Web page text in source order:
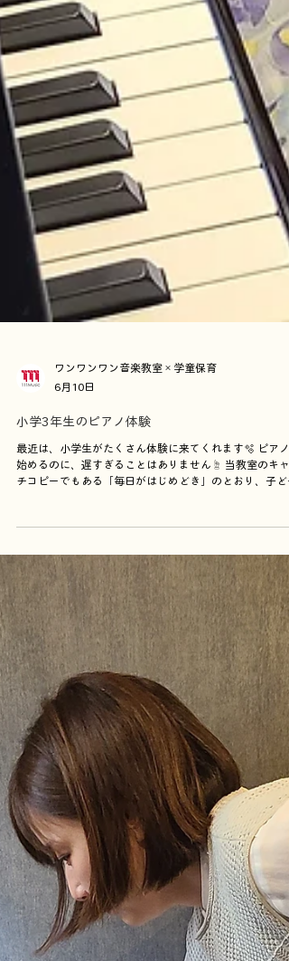
ワンワンワン音楽教室×学童保育
6月10日
小学3年生のピアノ体験
最近は、小学生がたくさん体験に来てくれます🫧 ピアノ
始めるのに、遅すぎることはありません☝ 当教室のキャ
チコピーでもある「毎日がはじめどき」のとおり、子ど
でも大人でも、いつだって自由に音楽と触れ合うことが
きます🎵 さて、いざレッスンをはじめてみると… 弾ける
ける！ 準備していた課題も、あっさりとこなしてくれま
た🎹 発表会は「Bling‐Bang-Bang-Born」を講師と連弾
ることに決まり！？ 今から楽しみです😊